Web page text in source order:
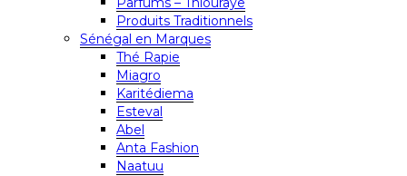
Produits Traditionnels
Sénégal en Marques
Thé Rapie
Miagro
Karitédiema
Esteval
Abel
Anta Fashion
Naatuu